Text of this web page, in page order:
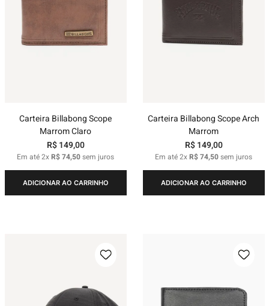
Carteira Billabong Scope
Marrom Claro
R$ 149,00
Em até2xR$74,50sem juros
ADICIONAR AO CARRINHO
Carteira Billabong Scope Arch
Marrom
R$ 149,00
Em até2xR$74,50sem juros
ADICIONAR AO CARRINHO